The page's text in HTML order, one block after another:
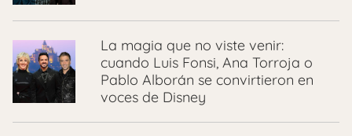
La magia que no viste venir:
cuando Luis Fonsi, Ana Torroja o
Pablo Alborán se convirtieron en
voces de Disney